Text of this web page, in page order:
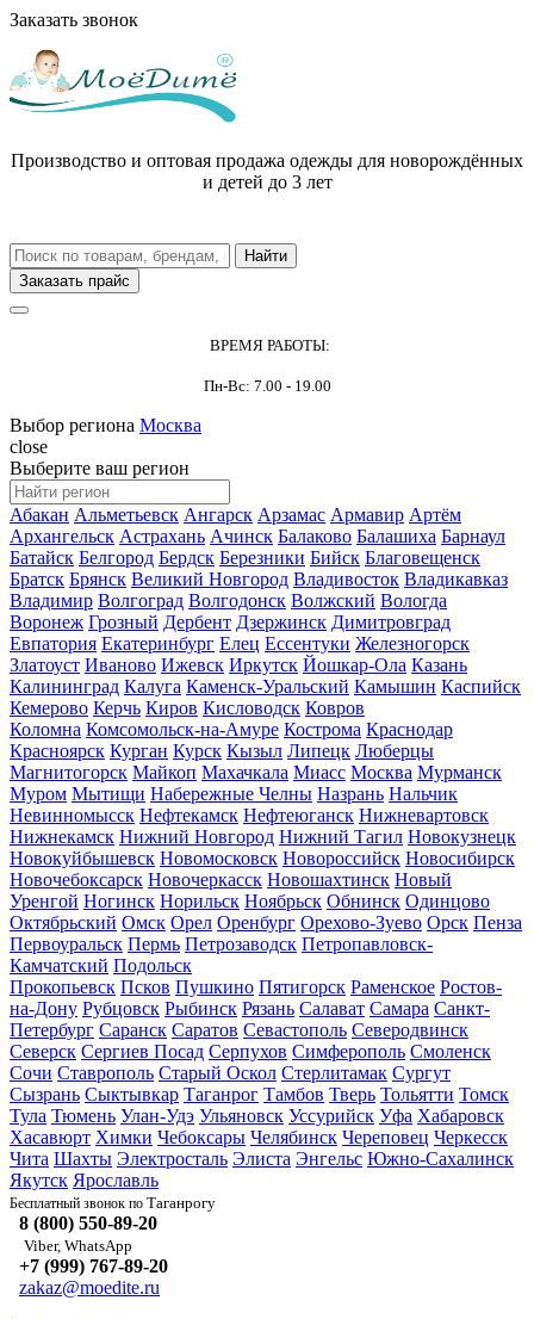
Заказать звонок
Производство и оптовая продажа одежды для новорождённых
и детей до 3 лет
Заказать прайс
ВРЕМЯ РАБОТЫ:
Пн-Вс: 7.00 - 19.00
Выбор региона Москва
close
Выберите ваш регион
Абакан Альметьевск Ангарск Арзамас Армавир Артём
Архангельск Астрахань Ачинск Балаково Балашиха Барнаул
Батайск Белгород Бердск Березники Бийск Благовещенск
Братск Брянск Великий Новгород Владивосток Владикавказ
Владимир Волгоград Волгодонск Волжский Вологда
Воронеж Грозный Дербент Дзержинск Димитровград
Евпатория Екатеринбург Елец Ессентуки Железногорск
Златоуст Иваново Ижевск Иркутск Йошкар-Ола Казань
Калининград Калуга Каменск-Уральский Камышин Каспийск
Кемерово Керчь Киров Кисловодск Ковров
Коломна Комсомольск-на-Амуре Кострома Краснодар
Красноярск Курган Курск Кызыл Липецк Люберцы
Магнитогорск Майкоп Махачкала Миасс Москва Мурманск
Муром Мытищи Набережные Челны Назрань Нальчик
Невинномысск Нефтекамск Нефтеюганск Нижневартовск
Нижнекамск Нижний Новгород Нижний Тагил Новокузнецк
Новокуйбышевск Новомосковск Новороссийск Новосибирск
Новочебоксарск Новочеркасск Новошахтинск Новый
Уренгой Ногинск Норильск Ноябрьск Обнинск Одинцово
Октябрьский Омск Орел Оренбург Орехово-Зуево Орск Пенза
Первоуральск Пермь Петрозаводск Петропавловск-
Камчатский Подольск
Прокопьевск Псков Пушкино Пятигорск Раменское Ростов-
на-Дону Рубцовск Рыбинск Рязань Салават Самара Санкт-
Петербург Саранск Саратов Севастополь Северодвинск
Северск Сергиев Посад Серпухов Симферополь Смоленск
Сочи Ставрополь Старый Оскол Стерлитамак Сургут
Сызрань Сыктывкар Таганрог Тамбов Тверь Тольятти Томск
Тула Тюмень Улан-Удэ Ульяновск Уссурийск Уфа Хабаровск
Хасавюрт Химки Чебоксары Челябинск Череповец Черкесск
Чита Шахты Электросталь Элиста Энгельс Южно-Сахалинск
Якутск Ярославль
Бесплатный звонок по Таганрогу
8 (800) 550-89-20
Viber, WhatsApp
+7 (999) 767-89-20
zakaz@moedite.ru